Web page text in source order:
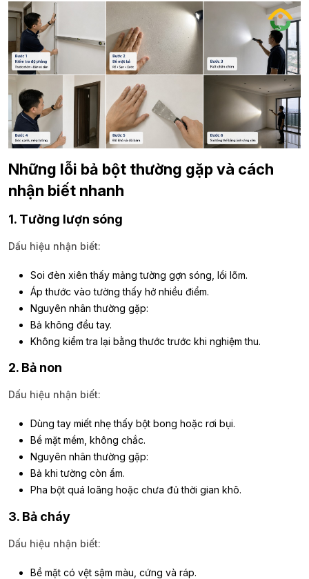
Những lỗi bả bột thường gặp và cách
nhận biết nhanh
1. Tường lượn sóng
Dấu hiệu nhận biết:
Soi đèn xiên thấy mảng tường gợn sóng, lồi lõm.
Áp thước vào tường thấy hở nhiều điểm.
Nguyên nhân thường gặp:
Bả không đều tay.
Không kiểm tra lại bằng thước trước khi nghiệm thu.
2. Bả non
Dấu hiệu nhận biết:
Dùng tay miết nhẹ thấy bột bong hoặc rơi bụi.
Bề mặt mềm, không chắc.
Nguyên nhân thường gặp:
Bả khi tường còn ẩm.
Pha bột quá loãng hoặc chưa đủ thời gian khô.
3. Bả cháy
Dấu hiệu nhận biết:
Bề mặt có vệt sậm màu, cứng và ráp.